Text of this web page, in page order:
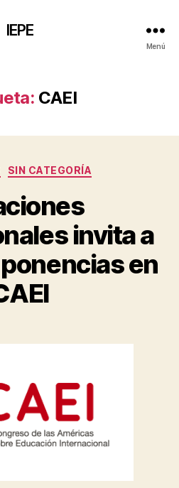
IEPE
Menú
CAEI
Categorías
SIN CATEGORÍA
invita a
en